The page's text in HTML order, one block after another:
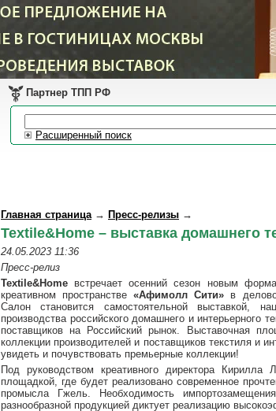
Партнер ТПП РФ
Расширенный поиск
Главная страница→ Пресс-релизы →
Textile&Home – выставка домашнего
24.05.2023 11:36
Пресс-релиз
Textile&Home встречает осенний сезон новым
креативном пространстве«Афимолл Сити» в
Салон становится самостоятельной выставкой,
производства российского домашнего и интерьерного
поставщиков на Российский рынок. Выставочная
коллекции производителей и поставщиков текстиля и
увидеть и почувствовать премьерные коллекции!
Под руководством креативного директора Кирилла
площадкой, где будет реализовано современное
промысла Гжель. Необходимость
разнообразной продукцией диктует реализацию